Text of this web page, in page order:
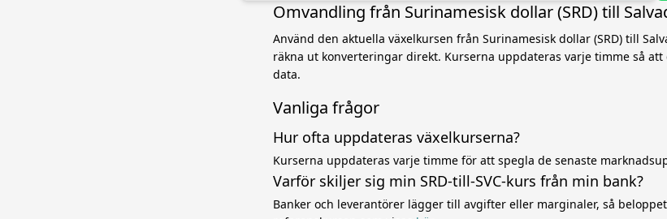
Omvandling från Surinamesisk dollar (SRD) till
Använd den aktuella växelkursen från Surinamesisk dollar (SRD) till
räkna ut konverteringar direkt. Kurserna uppdateras varje timme så
data.
Vanliga frågor
Hur ofta uppdateras växelkurserna?
Kurserna uppdateras varje timme för att spegla de senaste
Varför skiljer sig min SRD-till-SVC-kurs från min bank?
Banker och leverantörer lägger till avgifter eller marginaler, så